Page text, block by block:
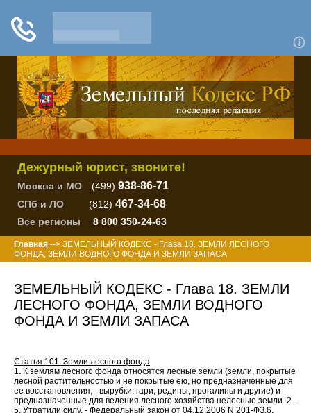
Дежурный юрист, звоните!
Москва и МО (499) 938-86-71
СПб и ЛО (812) 467-34-68
Все регионы 8 800 350-24-63
Главная --> ЗЕМЕЛЬНЫЙ КОДЕКС - Глава 18. ЗЕМЛИ ЛЕСНОГО
ФОНДА, ЗЕМЛИ ВОДНОГО ФОНДА И ЗЕМЛИ ЗАПАСА
ЗЕМЕЛЬНЫЙ КОДЕКС - Глава 18. ЗЕМЛИ
ЛЕСНОГО ФОНДА, ЗЕМЛИ ВОДНОГО
ФОНДА И ЗЕМЛИ ЗАПАСА
Статья 101. Земли лесного фонда
1. К землям лесного фонда относятся лесные земли (земли, покрытые
лесной растительностью и не покрытые ею, но предназначенные для
ее восстановления, - вырубки, гари, редины, прогалины и другие) и
предназначенные для ведения лесного хозяйства нелесные земли .2 -
5. Утратили силу. - Федеральный закон от 04.12.2006 N 201-ФЗ.6.